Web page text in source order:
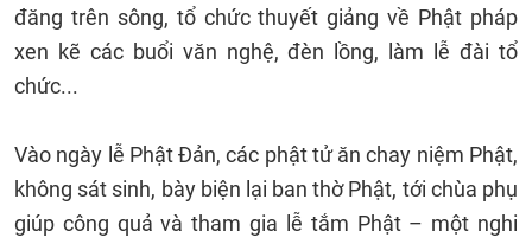
đăng trên sông, tổ chức thuyết giảng về Phật pháp
xen kẽ các buổi văn nghệ, đèn lồng, làm lễ đài tổ
chức...
Vào ngày lễ Phật Đản, các phật tử ăn chay niệm Phật,
không sát sinh, bày biện lại ban thờ Phật, tới chùa phụ
giúp công quả và tham gia lễ tắm Phật – một nghi